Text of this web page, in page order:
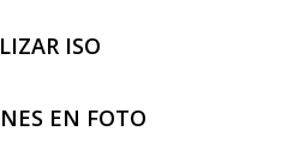
ISO
EN FOTO